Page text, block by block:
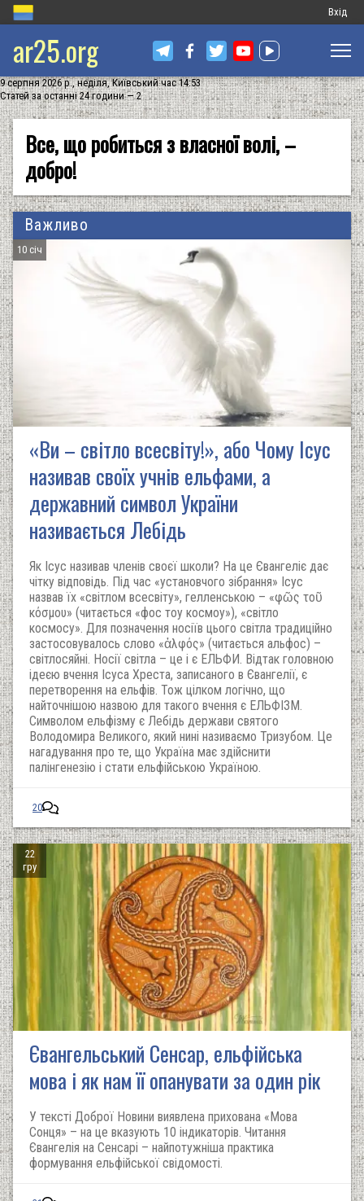
Меню
запису
Вхід
ar25.org
9 серпня 2026 р., неділя, Київський час 14:53
Статей за останні 24 години — 2
Все, що робиться з власної волі, –
добро!
Важливо
10 січ
«Ви – світло всесвіту!», або Чому Ісус
називав своїх учнів ельфами, а
державний символ України
називається Лебідь
Як Ісус називав членів своєї школи? На це Євангеліє дає
чітку відповідь. Під час «установчого зібрання» Ісус
назвав їх «світлом всесвіту», гелленською – «φῶς τοῦ
κόσμου» (читається «фос тоу космоу»), «світло
космосу». Для позначення носіїв цього світла традиційно
застосовувалось слово «ἀλφός» (читається альфос) –
світлосяйні. Носії світла – це і є ЕЛЬФИ. Відтак головною
ідеєю вчення Ісуса Хреста, записаного в Євангелії, є
перетворення на ельфів. Тож цілком логічно, що
найточнішою назвою для такого вчення є ЕЛЬФІЗМ.
Символом ельфізму є Лебідь держави святого
Володомира Великого, який нині називаємо Тризубом. Це
нагадування про те, що Україна має здійснити
палінгенезію і стати ельфійською Україною.
20
22
гру
Євангельський Сенсар, ельфійська
мова і як нам її опанувати за один рік
У тексті Доброї Новини виявлена прихована «Мова
Сонця» – на це вказують 10 індикаторів. Читання
Євангелія на Сенсарі – найпотужніша практика
формування ельфійської свідомості.